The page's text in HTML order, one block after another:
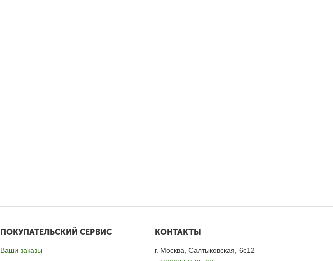
ПОКУПАТЕЛЬСКИЙ СЕРВИС
Ваши заказы
КОНТАКТЫ
г. Москва, Салтыковская, 6с12